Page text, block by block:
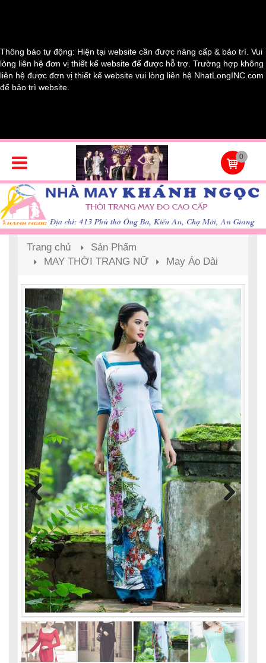
Thông báo tự động: Hiện tại website cần được nâng cấp & bảo trì. Vui
lòng liên hệ đơn vị thiết kế website để được hỗ trợ. Trường hợp không
liên hệ được đơn vị thiết kế website vui lòng liên hệ NhatLongINC.com
để bảo trì website.
0
Trang chủ
Sản Phẩm
MAY THỜI TRANG NỮ
May Áo Dài
Previous Next